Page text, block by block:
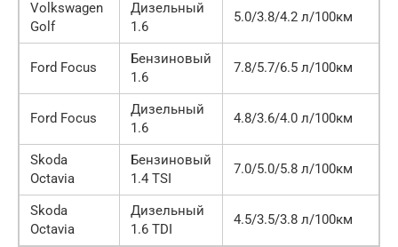
Volkswagen
Golf
Дизельный
1.6
5.0/3.8/4.2 л/100км
Ford Focus
Бензиновый
1.6
7.8/5.7/6.5 л/100км
Ford Focus
Дизельный
1.6
4.8/3.6/4.0 л/100км
Skoda
Octavia
Бензиновый
1.4 TSI
7.0/5.0/5.8 л/100км
Skoda
Octavia
Дизельный
1.6 TDI
4.5/3.5/3.8 л/100км